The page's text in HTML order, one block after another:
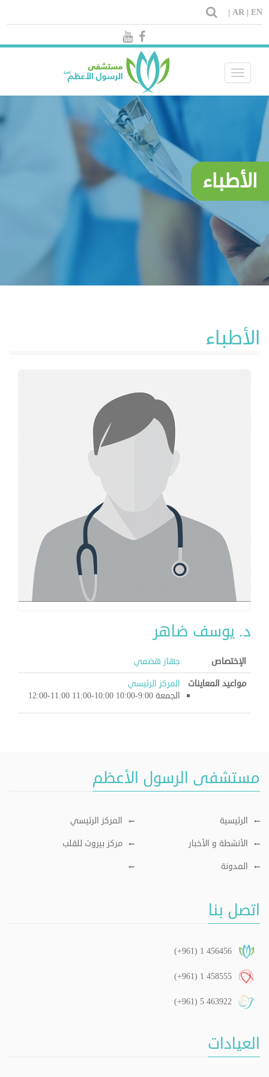
AR | EN |
Toggle
navigation
الأطباء
الأطباء
د. يوسف ضاهر
الإختصاص
جهاز هضمي
مواعيد المعاينات
المركز الرئيسي
الجمعة 9:00-10:00 10:00-11:00 11:00-12:00
مستشفى الرسول الأعظم
الرئيسية
المركز الرئيسي
الأنشطة و الأخبار
مركز بيروت للقلب
المدونة
اتصل بنا
(+961) 1 456456
(+961) 1 458555
(+961) 5 463922
العيادات